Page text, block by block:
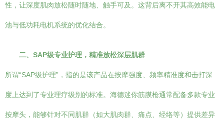
性，让深度肌肉放松随时随地、触手可及。这背后离不开其高效能电
池与低功耗电机系统的优化结合。
二、SAP级专业护理，精准放松深层肌群
所谓“SAP级护理”，指的是该产品在按摩强度、频率精准度和击打深
度上达到了专业理疗级别的标准。海德迷你筋膜枪通常配备多款专业
按摩头，能够针对不同肌群（如大肌肉群、痛点、经络等）提供差异